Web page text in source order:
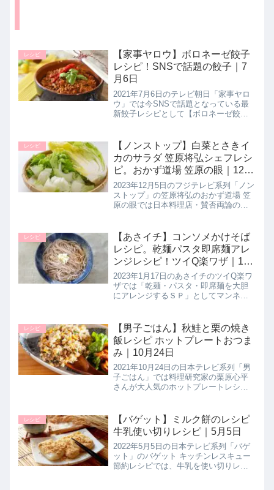
レシピ
【家事ヤロウ】ボロネーゼ餃子
レシピ！SNSで話題の餃子｜7
月6日
2021年7月6日のテレビ朝日「家事ヤロ
ウ」では今SNSで話題となっている最
新餃子レシピとして【ボロネーゼ餃
はこちら▼同日に紹介された餃子レシ
ピ>>家事ヤロウ記事一覧はこ...
レシピ
【ノンストップ】白菜とさきイ
カのサラダ 笠原将弘シェフレシ
ピ。おかず道場 笠原の眼｜12月
5日
2023年12月5日のフジテレビ系列「ノン
ストップ」の笠原将弘のおかず道場 笠
原の眼では日本料理店・賛否両論の笠
【白菜とさきいかのサラダ】の作り方
を教えてくれたので詳しく紹...
レシピ
【あさイチ】コンソメかけそば
レシピ。乾麺パスタ即席麺アレ
ンジレシピ！ツイQ楽ワザ｜1月
17日
2023年1月17日のあさイチのツイQ楽ワ
ザでは「乾麺・パスタ・即席麺を大胆
にアレンジするＳＰ」としてマンネリ
ので詳しく紹介します。>>あさイチ記
事一覧はこちら▼あさイチレ...
レシピ
【男子ごはん】秋鮭と栗の焼き
飯レシピ ホットプレートおつま
み｜10月24日
2021年10月24日の日本テレビ系列「男
子ごはん」では料理研究家の栗原心平
さんが大人気のホットプレートレシピ
てくれたので詳しく紹介します。おつ
まみにもシメにもなるうま味た...
レシピ
【バゲット】ミルク餅のレシピ
牛乳使い切りレシピ｜5月5日
2022年5月5日の日本テレビ系列「バゲ
ット」のバゲット キッチンレスキュー
節約レシピでは、牛乳を使い切りレシ